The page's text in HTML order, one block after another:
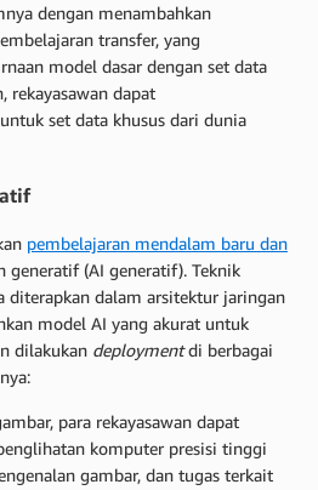
dengan menambahkan
transfer, yang
model dasar dengan set data
rekayasawan dapat
set data khusus dari dunia
pembelajaran mendalam baru dan
generatif (AI generatif). Teknik
diterapkan dalam arsitektur jaringan
model AI yang akurat untuk
dilakukan deploymentdi berbagai
para rekayasawan dapat
komputer presisi tinggi
gambar, dan tugas terkait